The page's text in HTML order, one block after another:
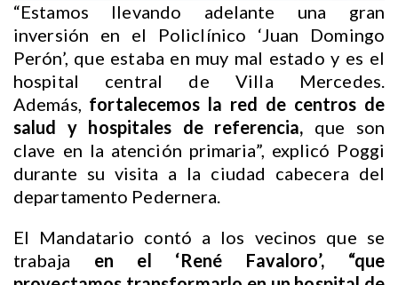
“Estamos llevando adelante una gran
inversión en el Policlínico ‘Juan Domingo
Perón’, que estaba en muy mal estado y es el
hospital central de Villa Mercedes.
Además, fortalecemos la red de centros de
salud y hospitales de referencia, que son
clave en la atención primaria”, explicó Poggi
durante su visita a la ciudad cabecera del
departamento Pedernera.
El Mandatario contó a los vecinos que se
trabaja en el ‘René Favaloro’, “que